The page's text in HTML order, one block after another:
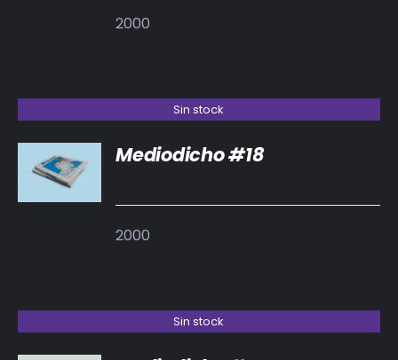
2000
Sin stock
DETALLES
Mediodicho #18
2000
Sin stock